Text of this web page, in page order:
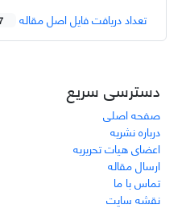
تعداد دریافت فایل اصل مقاله
دسترسی سریع
صفحه اصلی
درباره نشریه
اعضای هیات تحریریه
ارسال مقاله
تماس با ما
نقشه سایت